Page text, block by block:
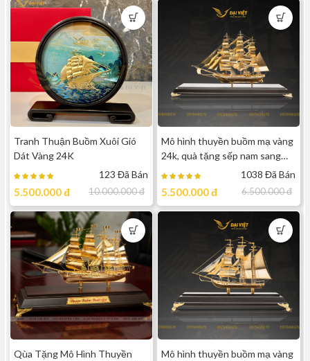
Tranh Thuận Buồm Xuôi Gió
Dát Vàng 24K
123 Đã Bán
5.500.000đ 10.000.000đ
Mô hình thuyền buồm mạ vàng
24k, quà tặng sếp nam sang
trọng, đẳng cấp - tbd451038 Đã Bán
5.500.000đ 6.500.000đ
Qùa Tặng Mô Hình Thuyền
Mô hình thuyền buồm mạ vàng